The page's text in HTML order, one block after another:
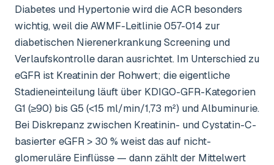
Diabetes und Hypertonie wird die ACR besonders
wichtig, weil die AWMF-Leitlinie 057-014 zur
diabetischen Nierenerkrankung Screening und
Verlaufskontrolle daran ausrichtet. Im Unterschied zu
eGFR ist Kreatinin der Rohwert; die eigentliche
Stadieneinteilung läuft über KDIGO-GFR-Kategorien
G1 (≥90) bis G5 (<15 ml/min/1,73 m²) und Albuminurie.
Bei Diskrepanz zwischen Kreatinin- und Cystatin-C-
basierter eGFR > 30 % weist das auf nicht-
glomeruläre Einflüsse — dann zählt der Mittelwert